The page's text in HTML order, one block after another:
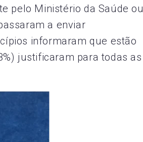
pelo Ministério da Saúde ou
a enviar
informaram que estão
justificaram para todas as